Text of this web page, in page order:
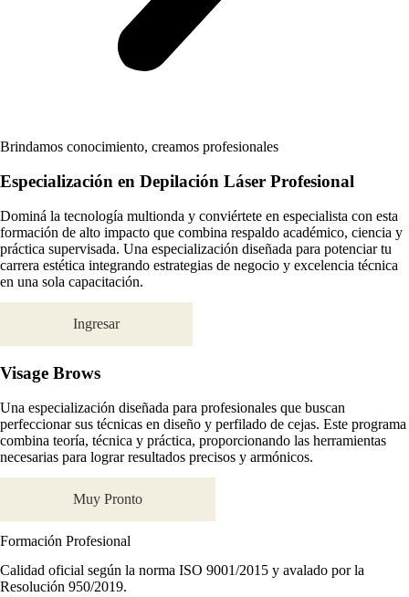
Brindamos conocimiento, creamos profesionales
Especialización en Depilación Láser Profesional
Dominá la tecnología multionda y conviértete en especialista con esta
formación de alto impacto que combina respaldo académico, ciencia y
práctica supervisada. Una especialización diseñada para potenciar tu
carrera estética integrando estrategias de negocio y excelencia técnica
en una sola capacitación.
Ingresar
Visage Brows
Una especialización diseñada para profesionales que buscan
perfeccionar sus técnicas en diseño y perfilado de cejas. Este programa
combina teoría, técnica y práctica, proporcionando las herramientas
necesarias para lograr resultados precisos y armónicos.
Muy Pronto
Formación Profesional
Calidad oficial según la norma ISO 9001/2015 y avalado por la
Resolución 950/2019.